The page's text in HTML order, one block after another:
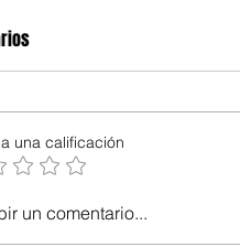
una calificación
un comentario...